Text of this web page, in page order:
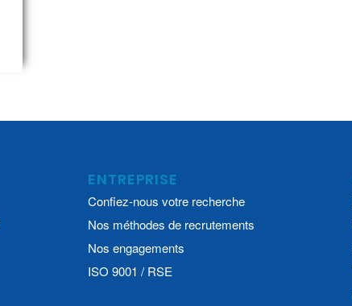
ENTREPRISE
Confiez-nous votre recherche
Nos méthodes de recrutements
Nos engagements
ISO 9001 / RSE